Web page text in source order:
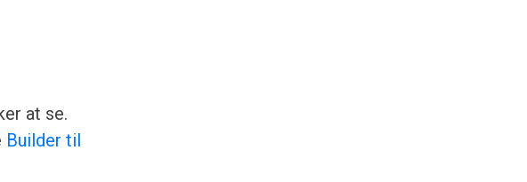
at se.
Builder til